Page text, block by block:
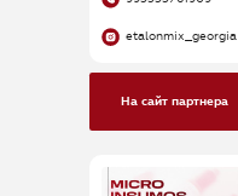
etalonmix_georgia
На сайт партнера